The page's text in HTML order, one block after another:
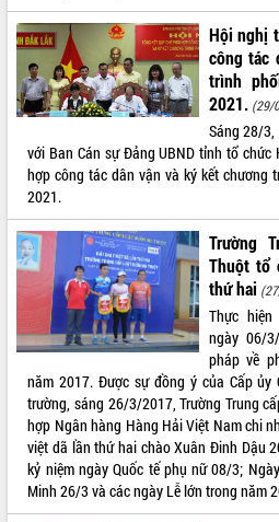
Phó Chủ tịch Thường trực UBND tỉnh
Hồ Thị Nguyên Thảo làm việc tại Trung
tâm Phục vụ hành chính công xã Ea
Phê
Xây dựng nền hành chính số đồng
hành cùng nông dân dân, doanh nghiệp
Giai đoạn 2026-2030, Đắk Lắk phấn
đấu có 77% xã đạt chuẩn nông thôn
mới
Chuyển đổi số 'mở đường' cho nông
nghiệp Đắk Lắk tăng trưởng bứt phá
Triển khai đồng bộ đo đạc, lập hồ sơ
địa chính, hoàn thiện cơ sở dữ liệu đất
Ứng dụng sinh trắc học - Bước tiến
trong hành trình chuyển đổi số tại Đắk
Lắk
Đắk Lắk nâng cao hiệu quả công tác
Đảng từ Sổ tay đảng viên điện tử
Đắk Lắk đẩy mạnh nuôi biển công
nghệ, hướng tới phát triển thủy sản
bền vững
Hội nghị
công tác
trình
2021. (29/
Sáng 28/
với Ban Cán sự Đảng UBND tỉnh tổ
hợp công tác dân vận và ký kết chương
2021.
Trường
Thuột tổ
thứ hai
Thực
ngày 06/
pháp về
năm 2017. Được sự đồng ý của Cấp ủy
trường, sáng 26/3/2017, Trường Trung
hợp Ngân hàng Hàng Hải Việt Nam chi
việt dã lần thứ hai chào Xuân Đinh Dậu
kỷ niệm ngày Quốc tế phụ nữ 08/3;
Minh 26/3 và các ngày Lễ lớn trong năm